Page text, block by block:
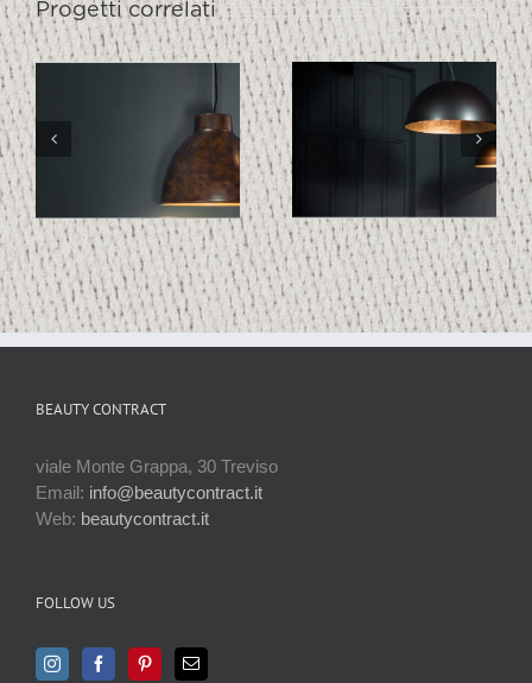
Progetti correlati
THE BOWL STRIPES
BEAUTY CONTRACT
viale Monte Grappa, 30 Treviso
Email: info@beautycontract.it
Web: beautycontract.it
FOLLOW US